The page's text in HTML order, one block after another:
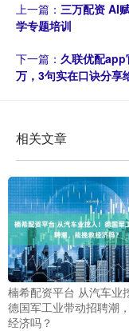
上一篇： 三万配资 AI
学专题培训
下一篇： 久联优配app
万，3句实在口诀分享
相关文章
楠希配资平台 从汽车业
德国军工业带动招聘潮
经济吗？